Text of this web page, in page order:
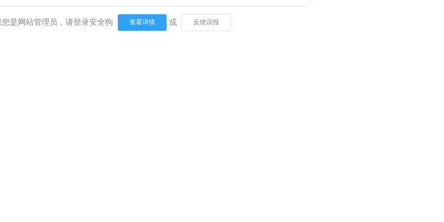
您是网站管理员，请登录安全狗 或